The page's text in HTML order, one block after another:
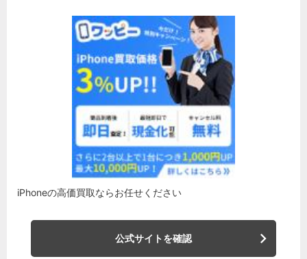
iPhoneの高価買取ならお任せください
公式サイトを確認